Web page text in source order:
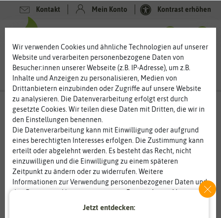
Kontakt Mein Konto Kontrast erhöhen
Wir verwenden Cookies und ähnliche Technologien auf unserer
Website und verarbeiten personenbezogene Daten von
Besucher:innen unserer Webseite (z.B. IP-Adresse), um z.B.
Inhalte und Anzeigen zu personalisieren, Medien von
Drittanbietern einzubinden oder Zugriffe auf unsere Website
zu analysieren. Die Datenverarbeitung erfolgt erst durch
gesetzte Cookies. Wir teilen diese Daten mit Dritten, die wir in
den Einstellungen benennen.
Die Datenverarbeitung kann mit Einwilligung oder aufgrund
eines berechtigten Interesses erfolgen. Die Zustimmung kann
erteilt oder abgelehnt werden. Es besteht das Recht, nicht
einzuwilligen und die Einwilligung zu einem späteren
Zeitpunkt zu ändern oder zu widerrufen. Weitere
Informationen zur Verwendung personenbezogener Daten und
den Diensten erklären wir in unsererDaten­schutz­erklärung.
Jetzt entdecken: